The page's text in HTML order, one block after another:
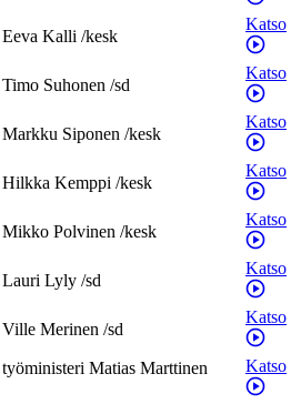
Eeva Kalli /kesk
Katso
Timo Suhonen /sd
Katso
Markku Siponen /kesk
Katso
Hilkka Kemppi /kesk
Katso
Mikko Polvinen /kesk
Katso
Lauri Lyly /sd
Katso
Ville Merinen /sd
Katso
työministeri Matias Marttinen
Katso